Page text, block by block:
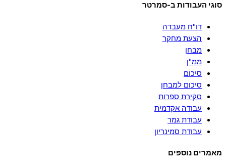
סוגי העבודות ב-סמרטר
דו"ח מעבדה
הצעת מחקר
מבחן
ממ"ן
סיכום
סיכום למבחן
סקירת ספרות
עבודה אקדמית
עבודת גמר
עבודת סמינריון
מאמרים נוספים